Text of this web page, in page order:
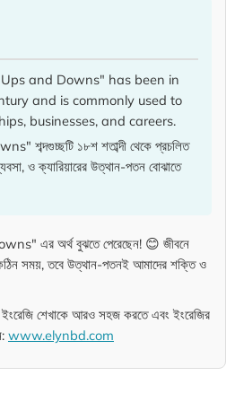
and Downs" has been in
and is commonly used to
businesses, and careers.
শব্দগুচ্ছটি ১৮শ শতাব্দী থেকে প্রচলিত
ও ক্যারিয়ারের উত্থান-পতন বোঝাতে
এর অর্থ বুঝতে পেরেছেন! 😊 জীবনে
সময়, তবে উত্থান-পতনই আমাদের শক্তি ও
ইংরেজি শেখাকে আরও সহজ করতে এবং ইংরেজির
www.elynbd.com